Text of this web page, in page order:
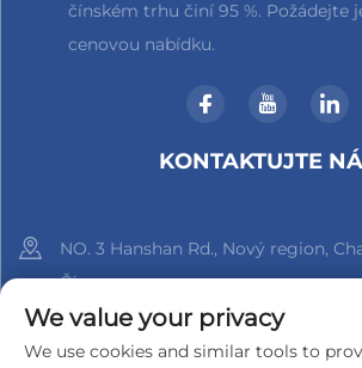
čínském trhu činí 95 %. Požádejte
cenovou nabídku.
KONTAKTUJTE
NO. 3 Hanshan Rd., Nový region,
Čína
+86-18961288218
We value your privacy
We use cookies and similar tools to